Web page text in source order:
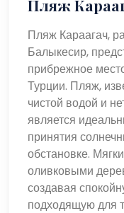
Пляж
Пляж Караагач,
Балыкесир,
прибрежное
Турции. Пляж,
чистой водой и
является
принятия
обстановке.
оливковыми
создавая
подходящую для